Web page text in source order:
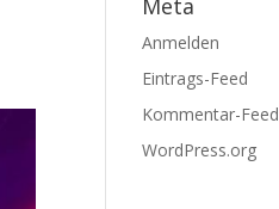
Meta
Anmelden
Eintrags-Feed
Kommentar-Feed
WordPress.org